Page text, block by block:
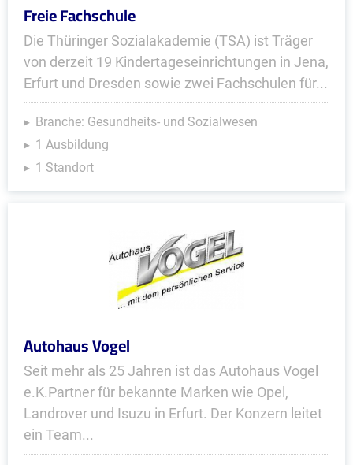
Freie Fachschule
Die Thüringer Sozialakademie (TSA) ist Träger
von derzeit 19 Kindertageseinrichtungen in Jena,
Erfurt und Dresden sowie zwei Fachschulen für...
Branche: Gesundheits- und Sozialwesen
1 Ausbildung
1 Standort
Autohaus Vogel
Seit mehr als 25 Jahren ist das Autohaus Vogel
e.K.Partner für bekannte Marken wie Opel,
Landrover und Isuzu in Erfurt. Der Konzern leitet
ein Team...